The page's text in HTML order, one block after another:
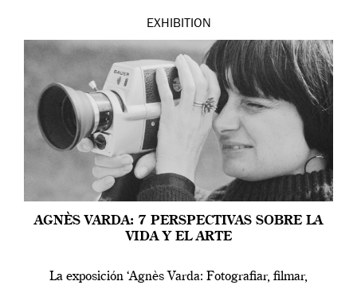
EXHIBITION
AGNÈS VARDA: 7 PERSPECTIVAS SOBRE LA
VIDA Y EL ARTE
La exposición ‘Agnès Varda: Fotografiar, filmar,